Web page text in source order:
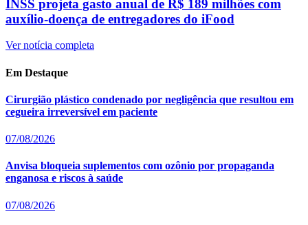
INSS projeta gasto anual de R$ 189 milhões com
auxílio-doença de entregadores do iFood
Ver notícia completa
Em Destaque
Cirurgião plástico condenado por negligência que resultou em
cegueira irreversível em paciente
07/08/2026
Anvisa bloqueia suplementos com ozônio por propaganda
enganosa e riscos à saúde
07/08/2026